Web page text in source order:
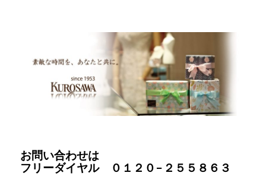
お問い合わせは
フリーダイヤル ０１２０−２５５８６３